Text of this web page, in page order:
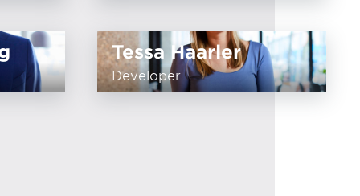
Tessa Haarler
Developer